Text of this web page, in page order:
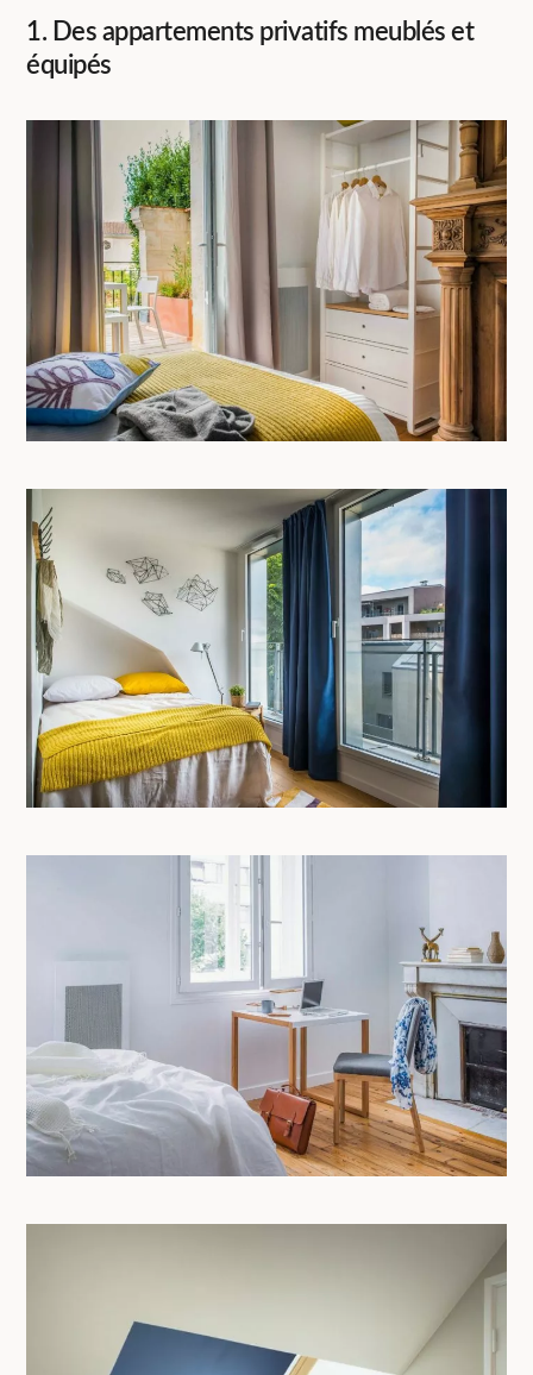
1. Des appartements privatifs meublés et
équipés